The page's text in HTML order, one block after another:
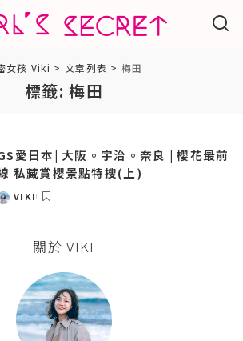
女孩 Viki > 文章列表 >梅田
標籤:梅田
愛日本| 大阪。宇治。奈良 | 櫻花最前
私藏賞櫻景點特搜(上)
VIKI
關於 VIKI